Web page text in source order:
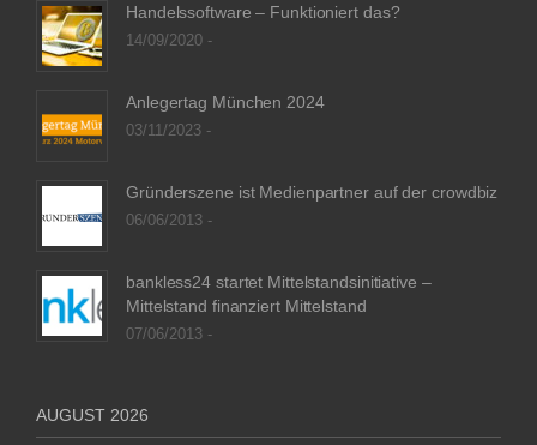
Handelssoftware – Funktioniert das?
14/09/2020 -
Anlegertag München 2024
03/11/2023 -
Gründerszene ist Medienpartner auf der crowdbiz
06/06/2013 -
bankless24 startet Mittelstandsinitiative –
Mittelstand finanziert Mittelstand
07/06/2013 -
AUGUST 2026